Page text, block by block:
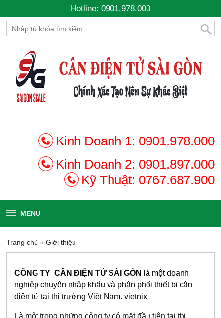
Hotline: 0901.978.000
Kinh Doanh 1: 0901.978.000
Kinh Doanh 2: 0901.897.000
Kỹ Thuật: 0767.687.900
MENU
Trang chủ »Giới thiệu
CÔNG TY CÂN ĐIỆN TỬ SÀI GÒN
là một doanh
nghiệp chuyên nhập khẩu và phân phối thiết bị cân
điện tử tại thị trường Việt Nam. vietnix
Là một trong những công ty có mặt đầu tiên tại thị